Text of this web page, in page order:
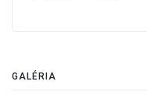
GALÉRIA